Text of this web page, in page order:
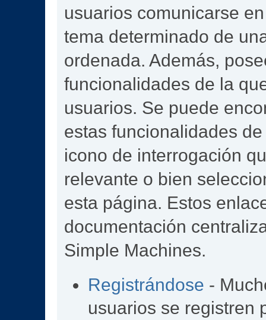
usuarios comunicarse
tema determinado de
ordenada. Además,
funcionalidades de la
usuarios. Se puede
estas funcionalidades
icono de interrogación
relevante o bien
esta página. Estos
documentación
Simple Machines.
Registrándose -
usuarios se registren